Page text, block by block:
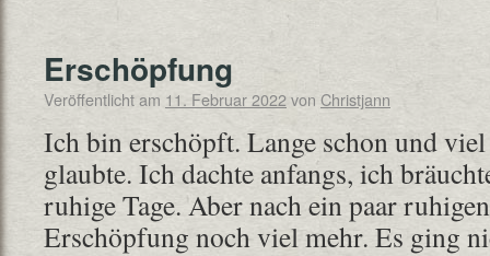
Erschöpfung
Veröffentlicht am 11. Februar 2022von Christjann
Ich bin erschöpft. Lange schon und
glaubte. Ich dachte anfangs, ich
ruhige Tage. Aber nach ein paar
Erschöpfung noch viel mehr. Es ging